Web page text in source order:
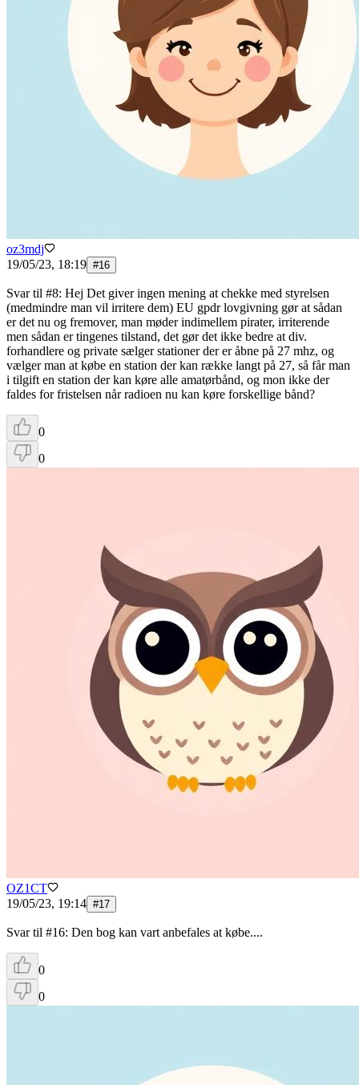
oz3mdj
19/05/23, 18:19 #16
Svar til #8: Hej Det giver ingen mening at chekke med styrelsen
(medmindre man vil irritere dem) EU gpdr lovgivning gør at sådan
er det nu og fremover, man møder indimellem pirater, irriterende
men sådan er tingenes tilstand, det gør det ikke bedre at div.
forhandlere og private sælger stationer der er åbne på 27 mhz, og
vælger man at købe en station der kan række langt på 27, så får man
i tilgift en station der kan køre alle amatørbånd, og mon ikke der
faldes for fristelsen når radioen nu kan køre forskellige bånd?
0
0
OZ1CT
19/05/23, 19:14 #17
Svar til #16: Den bog kan vart anbefales at købe....
0
0